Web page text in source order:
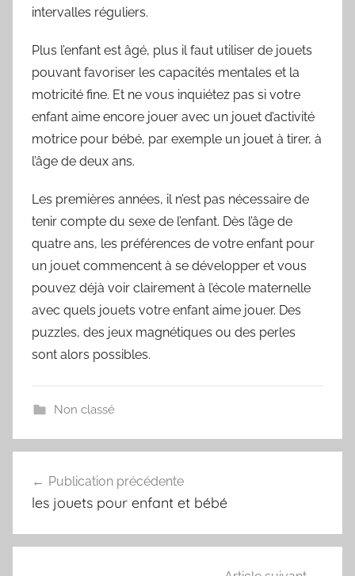
intervalles réguliers.
Plus l’enfant est âgé, plus il faut utiliser de jouets
pouvant favoriser les capacités mentales et la
motricité fine. Et ne vous inquiétez pas si votre
enfant aime encore jouer avec un jouet d’activité
motrice pour bébé, par exemple un jouet à tirer, à
l’âge de deux ans.
Les premières années, il n’est pas nécessaire de
tenir compte du sexe de l’enfant. Dès l’âge de
quatre ans, les préférences de votre enfant pour
un jouet commencent à se développer et vous
pouvez déjà voir clairement à l’école maternelle
avec quels jouets votre enfant aime jouer. Des
puzzles, des jeux magnétiques ou des perles
sont alors possibles.
Non classé
de
Publication précédente
les jouets pour enfant et bébé